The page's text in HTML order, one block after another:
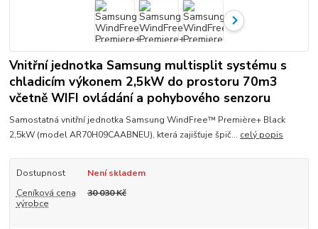
Vnitřní jednotka Samsung multisplit systému s
chladicím výkonem 2,5kW do prostoru 70m3
včetně WIFI ovládání a pohybového senzoru
Samostatná vnitřní jednotka Samsung WindFree™ Première+ Black
2,5kW (model AR70H09CAABNEU), která zajišťuje špič... celý popis
Dostupnost
Není skladem
Ceníková cena
výrobce
30 030 Kč